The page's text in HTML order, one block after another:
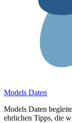
Models Daten
Models Daten
ehrlichen Tipps, die